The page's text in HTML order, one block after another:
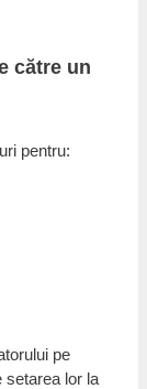
către un
pentru:
pe
setarea lor la